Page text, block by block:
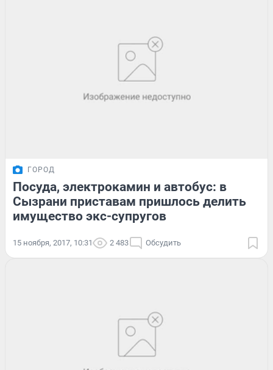
ГОРОД
Посуда, электрокамин и автобус: в
Сызрани приставам пришлось делить
имущество экс-супругов
15 ноября, 2017, 10:31 2 483 Обсудить